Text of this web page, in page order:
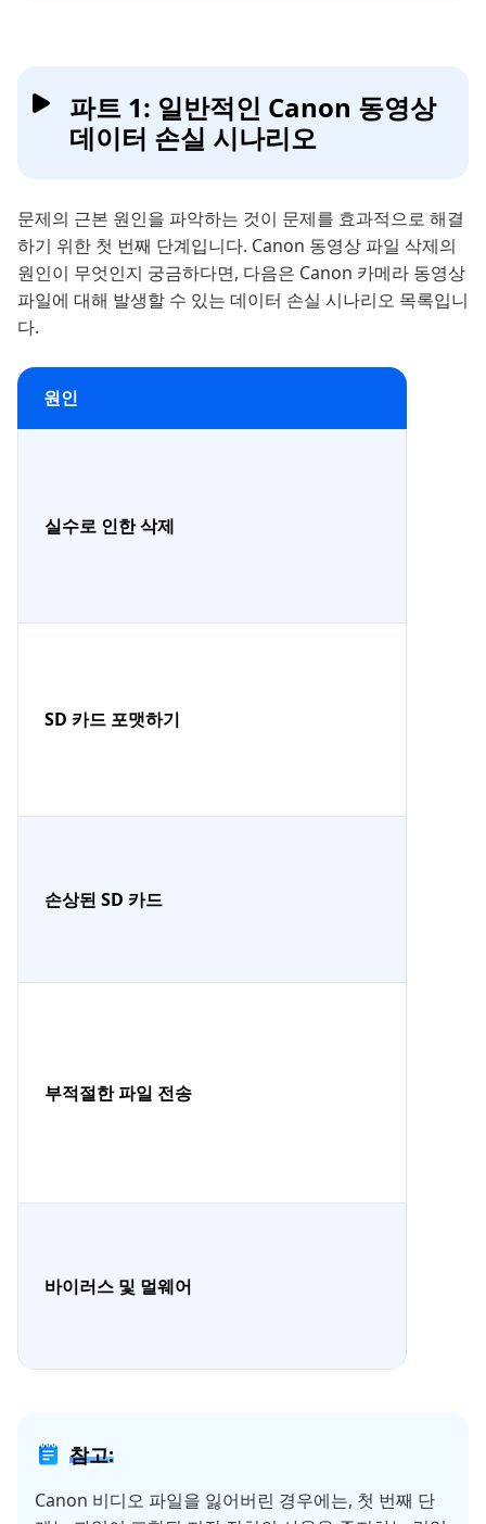
파트 1: 일반적인 Canon 동영상
데이터 손실 시나리오
문제의 근본 원인을 파악하는 것이 문제를 효과적으로 해결
하기 위한 첫 번째 단계입니다. Canon 동영상 파일 삭제의
원인이 무엇인지 궁금하다면, 다음은 Canon 카메라 동영상
파일에 대해 발생할 수 있는 데이터 손실 시나리오 목록입니
다.
원인
실수로 인한 삭제
SD 카드 포맷하기
손상된 SD 카드
부적절한 파일 전송
바이러스 및 멀웨어
참고:
Canon 비디오 파일을 잃어버린 경우에는, 첫 번째 단